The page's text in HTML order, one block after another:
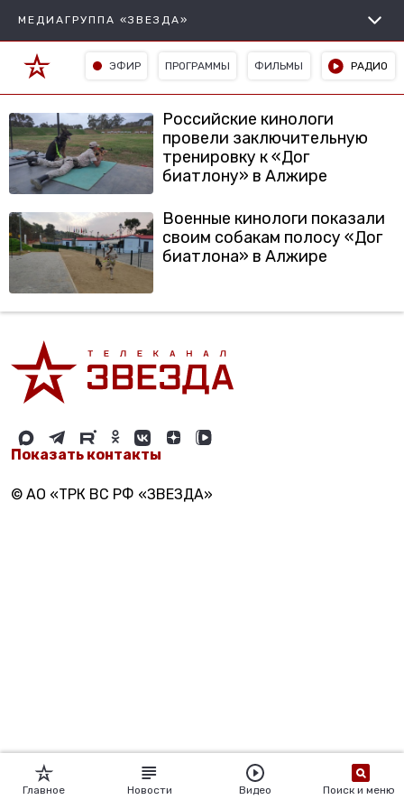
МЕДИАГРУППА «ЗВЕЗДА»
ЭФИР ПРОГРАММЫ ФИЛЬМЫ РАДИО
Российские кинологи
провели заключительную
тренировку к «Дог
биатлону» в Алжире
Военные кинологи показали
своим собакам полосу «Дог
биатлона» в Алжире
Показать контакты
© АО «ТРК ВС РФ «ЗВЕЗДА»
Главное Новости Видео Поиск и меню